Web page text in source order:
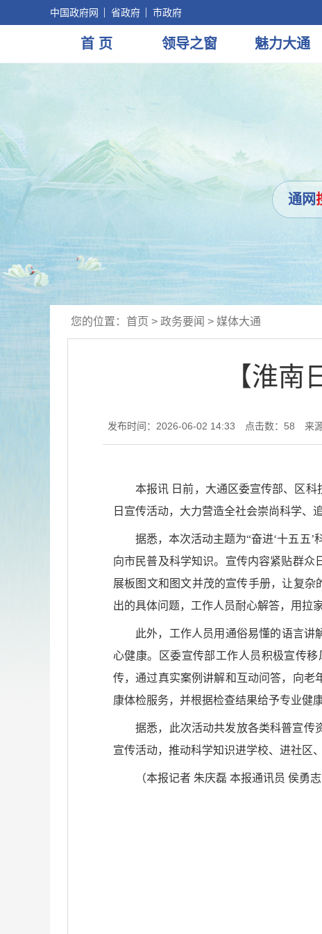
中国政府网 省政府 市政府
首 页 领导之窗 魅力大通
通网
您的位置： 首页 > 政务要闻 > 媒体大通
【淮
发布时间：2026-06-02 14:33 点击数： 58 来
本报讯 日前，大通区委宣传部、区
日宣传活动，大力营造全社会崇尚科学、
据悉，本次活动主题为“奋进‘十五五
向市民普及科学知识。宣传内容紧贴群众
展板图文和图文并茂的宣传手册，让复杂
出的具体问题，工作人员耐心解答，用拉
此外，工作人员用通俗易懂的语言讲
心健康。区委宣传部工作人员积极宣传
传，通过真实案例讲解和互动问答，向老
康体检服务，并根据检查结果给予专业健康
据悉，此次活动共发放各类科普宣传
宣传活动，推动科学知识进学校、进社区
（本报记者 朱庆磊 本报通讯员 侯勇志